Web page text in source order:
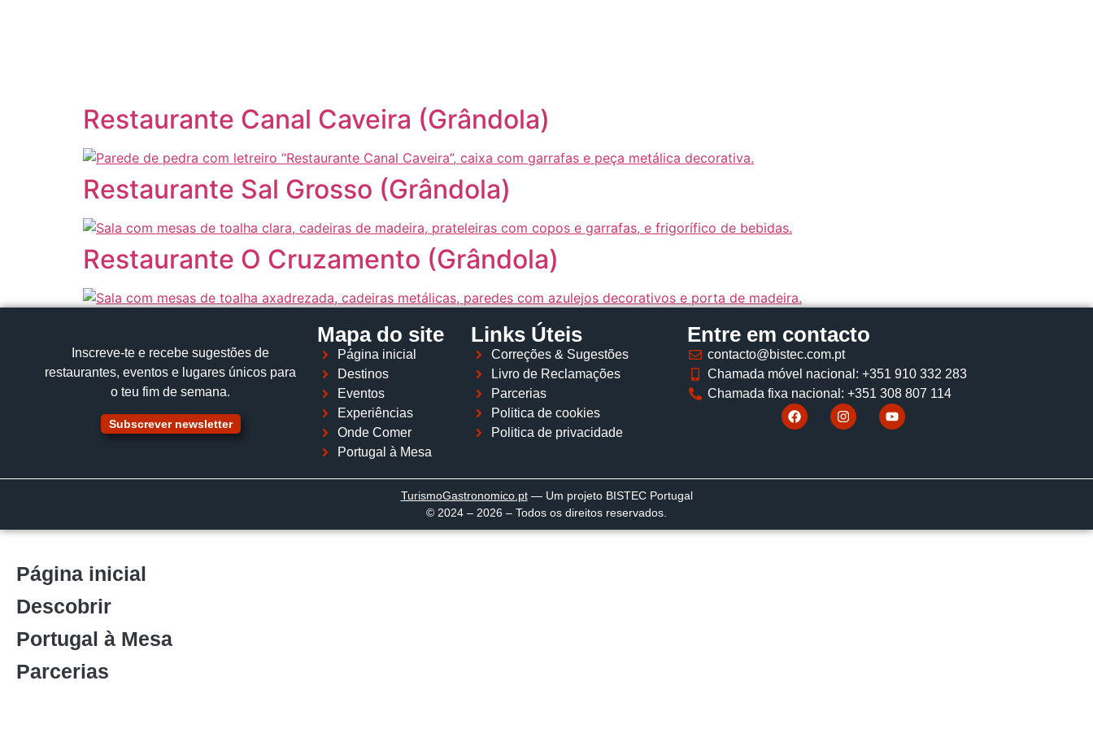
Restaurante Canal Caveira (Grândola)
Restaurante Sal Grosso (Grândola)
Restaurante O Cruzamento (Grândola)
Inscreve‑te e recebe sugestões de
restaurantes, eventos e lugares únicos para
o teu fim de semana.
Subscrever newsletter
Mapa do site
Página inicial
Destinos
Eventos
Experiências
Onde Comer
Portugal à Mesa
Links Úteis
Correções & Sugestões
Livro de Reclamações
Parcerias
Politica de cookies
Politica de privacidade
Entre em contacto
contacto@bistec.com.pt
Chamada móvel nacional: +351 910 332 283
Chamada fixa nacional: +351 308 807 114
TurismoGastronomico.pt— Um projeto BISTEC Portugal
© 2024 – 2026 – Todos os direitos reservados.
Página inicial
Descobrir
Portugal à Mesa
Parcerias